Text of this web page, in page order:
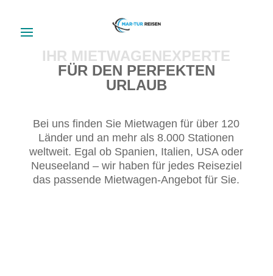
IHR MIETWAGENEXPERTE
FÜR DEN PERFEKTEN
URLAUB
Bei uns finden Sie Mietwagen für über 120
Länder und an mehr als 8.000 Stationen
weltweit. Egal ob Spanien, Italien, USA oder
Neuseeland – wir haben für jedes Reiseziel
das passende Mietwagen-Angebot für Sie.